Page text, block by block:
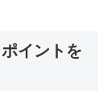
イントを